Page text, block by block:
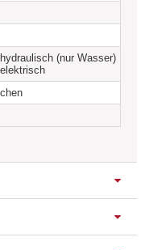
(nur Wasser)